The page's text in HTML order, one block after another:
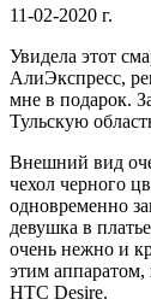
11-02-2020 г.
Увидела этот
АлиЭкспресс,
мне в подарок.
Тульскую
Внешний вид
чехол черного
одновременно
девушка в
очень нежно и
этим аппаратом,
HTC Desire.